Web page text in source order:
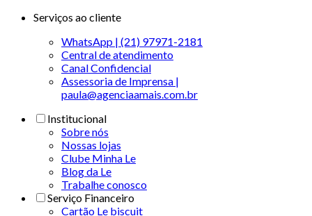
Serviços ao cliente
WhatsApp | (21) 97971-2181
Central de atendimento
Canal Confidencial
Assessoria de Imprensa |
paula@agenciaamais.com.br
Institucional
Sobre nós
Nossas lojas
Clube Minha Le
Blog da Le
Trabalhe conosco
Serviço Financeiro
Cartão Le biscuit